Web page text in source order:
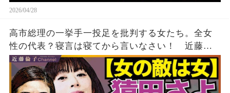
2026/04/28
高市総理の一挙手一投足を批判する女たち。全女
性の代表？寝言は寝てから言いなさい！ 近藤倫
子チャンネル